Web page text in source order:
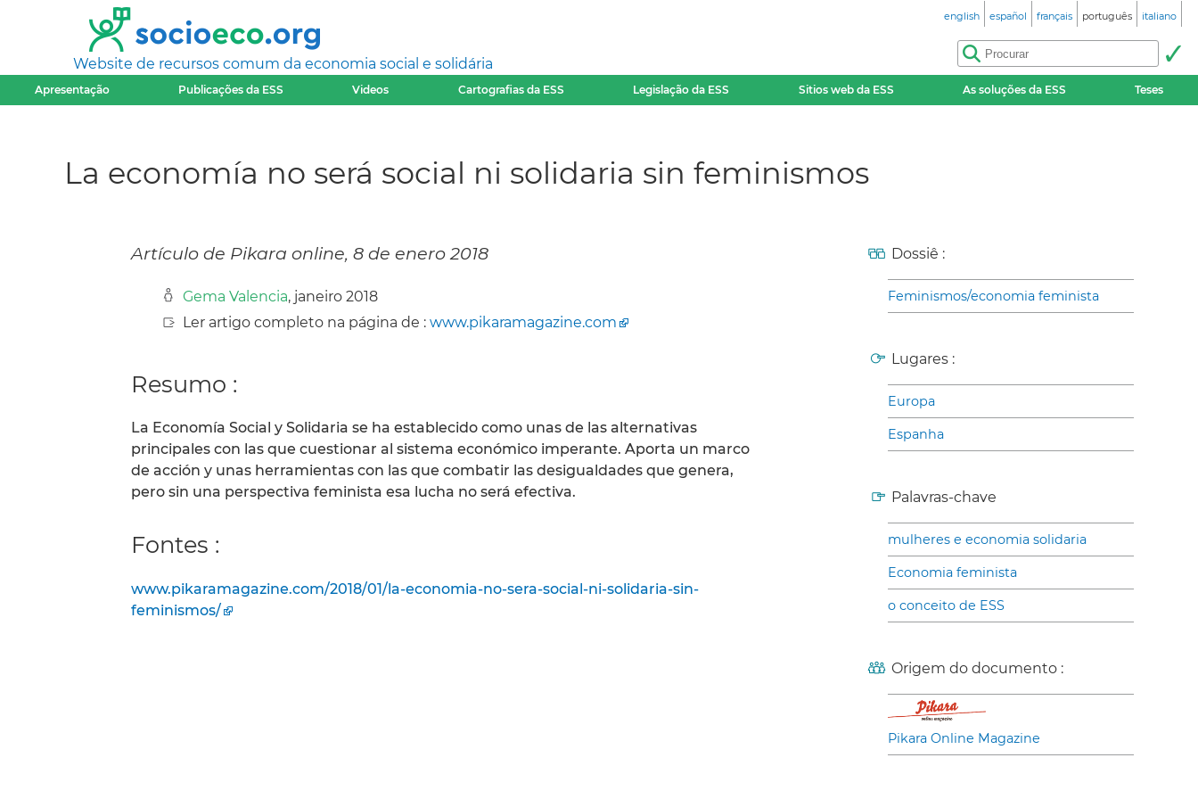
Website de recursos comum da economia social e solidária
english español français português italiano
Apresentação Publicações da ESS Videos Cartografias da ESS Legislação da ESS Sitios web da ESS As soluções da ESS Teses
La economía no será social ni solidaria sin feminismos
Artículo de Pikara online, 8 de enero 2018
Gema Valencia, janeiro 2018
Ler artigo completo na página de : www.pikaramagazine.com
Resumo :
La Economía Social y Solidaria se ha establecido como unas de las alternativas
principales con las que cuestionar al sistema económico imperante. Aporta un marco
de acción y unas herramientas con las que combatir las desigualdades que genera,
pero sin una perspectiva feminista esa lucha no será efectiva.
Fontes :
www.pikaramagazine.com/2018/01/la-economia-no-sera-social-ni-solidaria-sin-
feminismos/
Dossiê :
Feminismos/economia feminista
Lugares :
Europa
Espanha
Palavras-chave
mulheres e economia solidaria
Economia feminista
o conceito de ESS
Origem do documento :
Pikara Online Magazine